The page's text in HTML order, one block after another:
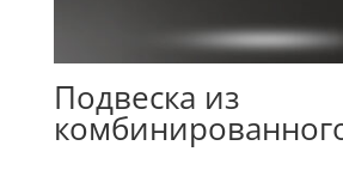
Подвеска из